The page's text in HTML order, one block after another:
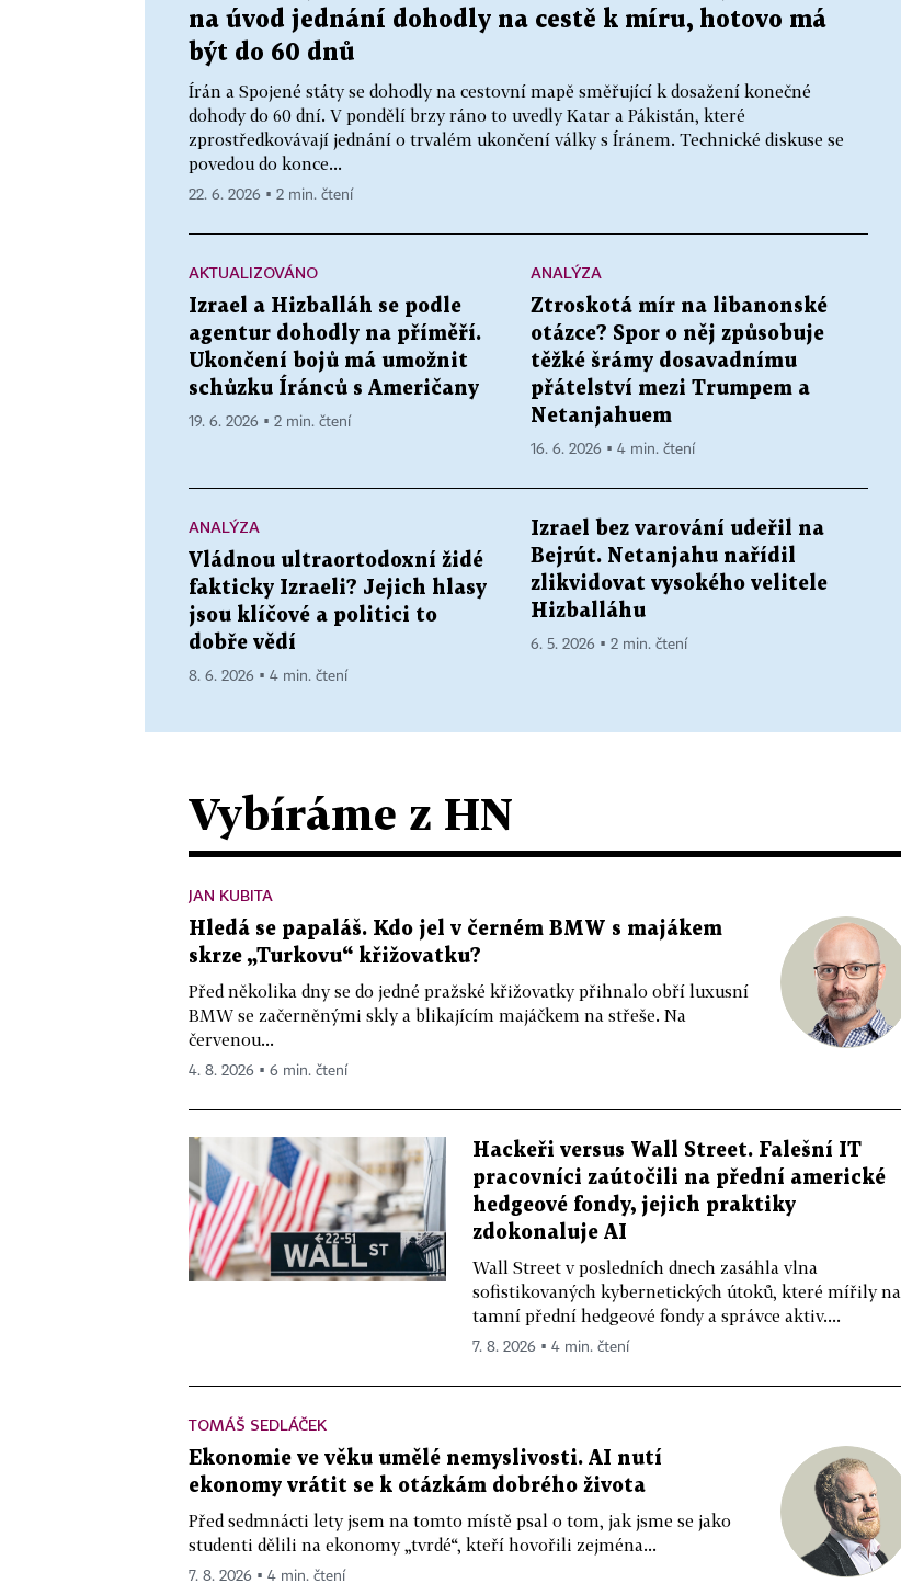
na úvod jednání dohodly na cestě k míru, hotovo má
být do 60 dnů
Írán a Spojené státy se dohodly na cestovní mapě směřující k dosažení konečné
dohody do 60 dní. V pondělí brzy ráno to uvedly Katar a Pákistán, které
zprostředkovávají jednání o trvalém ukončení války s Íránem. Technické diskuse se
povedou do konce...
22. 6. 2026 ▪ 2 min. čtení
AKTUALIZOVÁNO
Izrael a Hizballáh se podle
agentur dohodly na příměří.
Ukončení bojů má umožnit
schůzku Íránců s Američany
19. 6. 2026 ▪ 2 min. čtení
ANALÝZA
Ztroskotá mír na libanonské
otázce? Spor o něj způsobuje
těžké šrámy dosavadnímu
přátelství mezi Trumpem a
Netanjahuem
16. 6. 2026 ▪ 4 min. čtení
ANALÝZA
Vládnou ultraortodoxní židé
fakticky Izraeli? Jejich hlasy
jsou klíčové a politici to
dobře vědí
8. 6. 2026 ▪ 4 min. čtení
Izrael bez varování udeřil na
Bejrút. Netanjahu nařídil
zlikvidovat vysokého velitele
Hizballáhu
6. 5. 2026 ▪ 2 min. čtení
Vybíráme z HN
JAN KUBITA
Hledá se papaláš. Kdo jel v černém BMW s majákem
skrze „Turkovu“ křižovatku?
Před několika dny se do jedné pražské křižovatky přihnalo obří luxusní
BMW se začerněnými skly a blikajícím majáčkem na střeše. Na
červenou...
4. 8. 2026 ▪ 6 min. čtení
Hackeři versus Wall Street. Falešní IT
pracovníci zaútočili na přední americké
hedgeové fondy, jejich praktiky
zdokonaluje AI
Wall Street v posledních dnech zasáhla vlna
sofistikovaných kybernetických útoků, které mířily na
tamní přední hedgeové fondy a správce aktiv....
7. 8. 2026 ▪ 4 min. čtení
TOMÁŠ SEDLÁČEK
Ekonomie ve věku umělé nemyslivosti. AI nutí
ekonomy vrátit se k otázkám dobrého života
Před sedmnácti lety jsem na tomto místě psal o tom, jak jsme se jako
studenti dělili na ekonomy „tvrdé“, kteří hovořili zejména...
7. 8. 2026 ▪ 4 min. čtení